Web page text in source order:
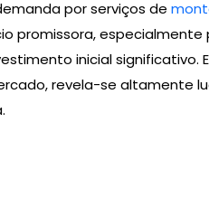
por serviços de
promissora, especialmente
inicial significativo.
revela-se altamente